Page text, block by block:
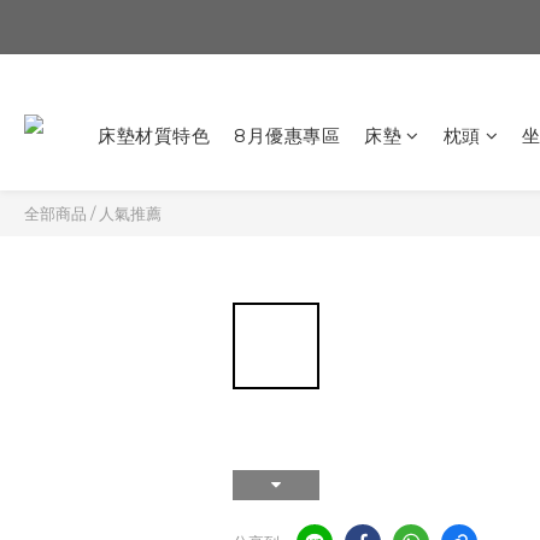
床墊材質特色 8月優惠專區 床墊 枕頭
全部商品 / 人氣推薦